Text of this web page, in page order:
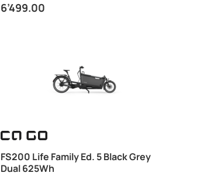
6’499.00
FS200 Life Family Ed. 5 Black Grey
Dual 625Wh